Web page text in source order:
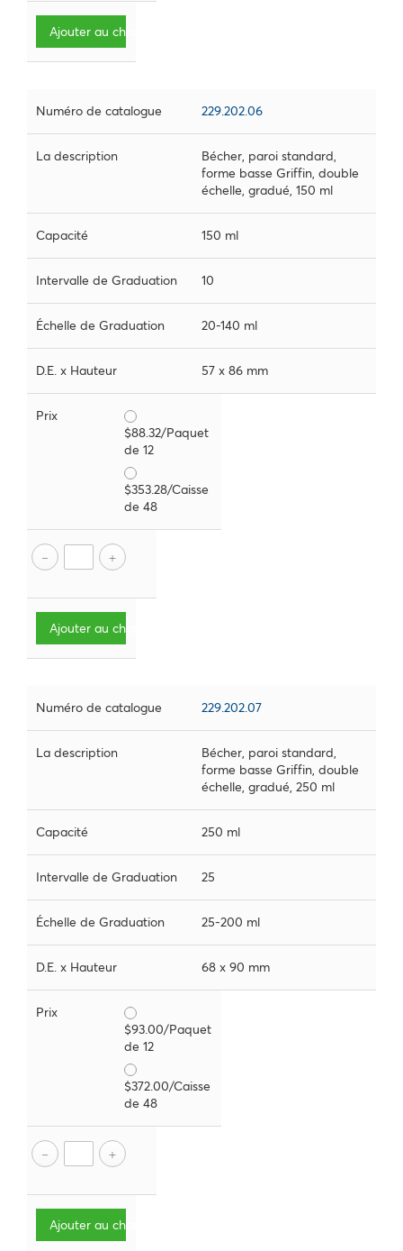
Ajouter au chariot
Numéro de catalogue 229.202.06
La description
Bécher, paroi standard,
forme basse Griffin, double
échelle, gradué, 150 ml
Capacité 150 ml
Intervalle de Graduation 10
Échelle de Graduation 20-140 ml
D.E. x Hauteur 57 x 86 mm
Prix
$88.32/Paquet
de 12
$353.28/Caisse
de 48
Ajouter au chariot
Numéro de catalogue 229.202.07
La description
Bécher, paroi standard,
forme basse Griffin, double
échelle, gradué, 250 ml
Capacité 250 ml
Intervalle de Graduation 25
Échelle de Graduation 25-200 ml
D.E. x Hauteur 68 x 90 mm
Prix
$93.00/Paquet
de 12
$372.00/Caisse
de 48
Ajouter au chariot